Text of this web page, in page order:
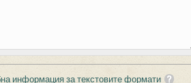
информация за текстовите формати